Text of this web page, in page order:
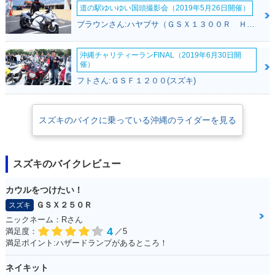
道の駅ゆいゆい国頭撮影会（2019年5月26日開催）
ブラウンさん:ハヤブサ（ＧＳＸ１３００Ｒ Ｈａｙａｂｕｓａ）(スズキ)
沖縄チャリティーランFINAL（2019年6月30日開
催）
フトさん:ＧＳＦ１２００(スズキ)
スズキのバイクに乗っている沖縄のライダーを見る
スズキのバイクレビュー
カウルをつけたい！
スズキ
ＧＳＸ２５０Ｒ
ニックネーム：Rさん
満足度：
4 ／5
満足ポイント:ハザードランプがあるところ！
ネイキット